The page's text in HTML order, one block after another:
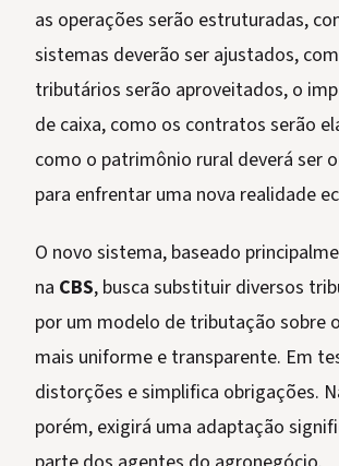
as operações serão estruturadas,
sistemas deverão ser ajustados,
tributários serão aproveitados, o
de caixa, como os contratos serão
como o patrimônio rural deverá ser
para enfrentar uma nova realidade
O novo sistema, baseado
na CBS, busca substituir diversos
por um modelo de tributação sobre
mais uniforme e transparente. Em
distorções e simplifica obrigações.
porém, exigirá uma adaptação